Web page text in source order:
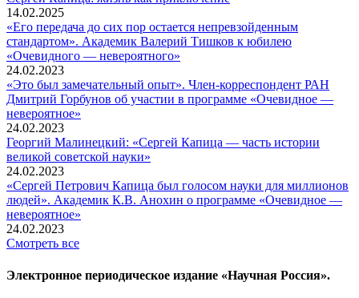
14.02.2025
«Его передача до сих пор остается непревзойденным
стандартом». Академик Валерий Тишков к юбилею
«Очевидного — невероятного»
24.02.2023
«Это был замечательный опыт». Член-корреспондент РАН
Дмитрий Горбунов об участии в программе «Очевидное —
невероятное»
24.02.2023
Георгий Малинецкий: «Сергей Капица — часть истории
великой советской науки»
24.02.2023
«Сергей Петрович Капица был голосом науки для миллионов
людей». Академик К.В. Анохин о программе «Очевидное —
невероятное»
24.02.2023
Смотреть все
Электронное периодическое издание «Научная Россия».